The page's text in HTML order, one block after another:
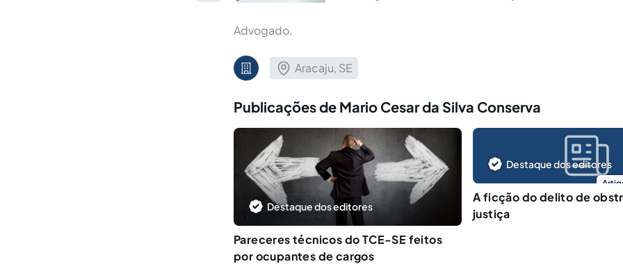
Advogado.
Aracaju, SE
Publicações de Mario Cesar da Silva Conserva
Destaque dos editores
Pareceres técnicos do TCE-SE feitos
por ocupantes de cargos
Destaque dos editores
A ficção do delito de
justiça